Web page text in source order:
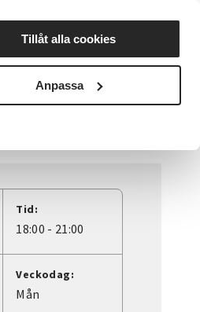
Tillåt alla cookies
Anpassa
Nyheter Avdelningar
Tid:
18:00 - 21:00
Veckodag:
Mån